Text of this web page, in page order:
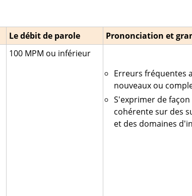
Le débit de parole Prononciation et
100 MPM ou inférieur
Erreurs fréquentes
nouveaux ou
S'exprimer de
cohérente sur des
et des domaines